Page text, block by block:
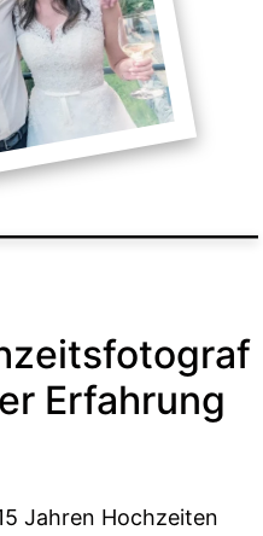
Erfahrung
Jahren Hochzeiten